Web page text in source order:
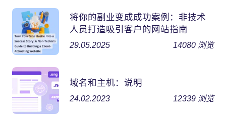
将你的副业变成成功案例：非技术
人员打造吸引客户的网站指南
29.05.2025 14080 浏览
域名和主机：说明
24.02.2023 12339 浏览